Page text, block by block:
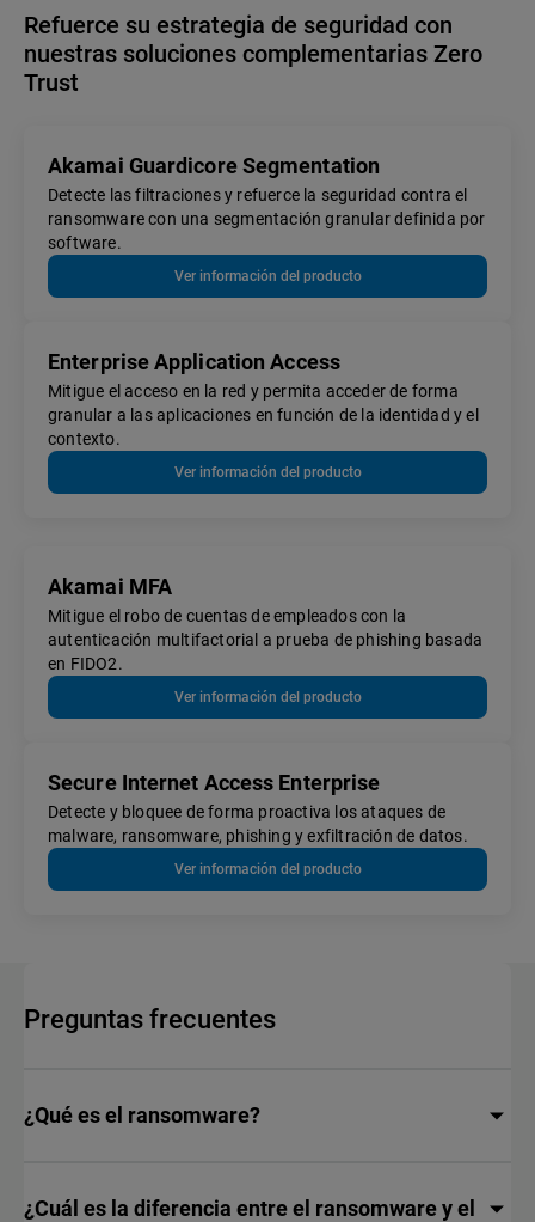
Refuerce su estrategia de seguridad con
nuestras soluciones complementarias Zero
Trust
Akamai Guardicore Segmentation
Detecte las filtraciones y refuerce la seguridad contra el
ransomware con una segmentación granular definida por
software.
Ver información del producto
Enterprise Application Access
Mitigue el acceso en la red y permita acceder de forma
granular a las aplicaciones en función de la identidad y el
contexto.
Ver información del producto
Akamai MFA
Mitigue el robo de cuentas de empleados con la
autenticación multifactorial a prueba de phishing basada
en FIDO2.
Ver información del producto
Secure Internet Access Enterprise
Detecte y bloquee de forma proactiva los ataques de
malware, ransomware, phishing y exfiltración de datos.
Ver información del producto
Preguntas frecuentes
¿Qué es el ransomware?
¿Cuál es la diferencia entre el ransomware y el